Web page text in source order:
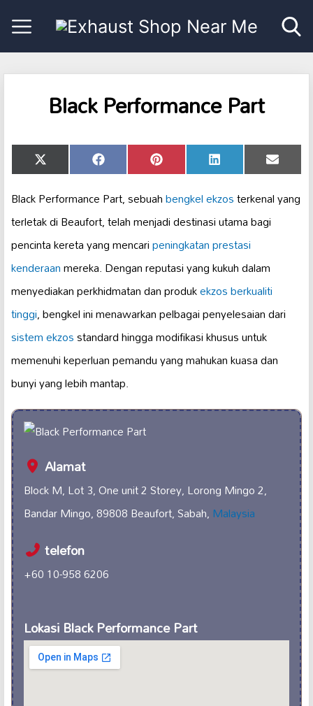
Black Performance Part
Share
on
X
(Twitter)
Share
on
Facebook Share
on
Pinterest Share
on
LinkedIn Share
on
Email
Black Performance Part, sebuahbengkel ekzosterkenal yang
terletak di Beaufort, telah menjadi destinasi utama bagi
pencinta kereta yang mencaripeningkatan prestasi
kenderaanmereka. Dengan reputasi yang kukuh dalam
menyediakan perkhidmatan dan produkekzos berkualiti
tinggi, bengkel ini menawarkan pelbagai penyelesaian dari
sistem ekzosstandard hingga modifikasi khusus untuk
memenuhi keperluan pemandu yang mahukan kuasa dan
bunyi yang lebih mantap.
Alamat
Block M, Lot 3, One unit 2 Storey, Lorong Mingo 2,
Bandar Mingo, 89808 Beaufort, Sabah,Malaysia
telefon
+60 10-958 6206
Lokasi Black Performance Part